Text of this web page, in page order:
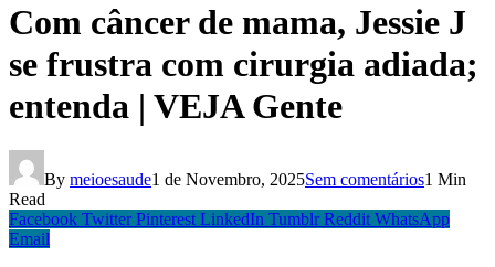
Com câncer de mama, Jessie J
se frustra com cirurgia adiada;
entenda | VEJA Gente
By meioesaude1 de Novembro, 2025Sem comentários1 Min
Read
Facebook Twitter Pinterest LinkedIn Tumblr Reddit WhatsApp
Email